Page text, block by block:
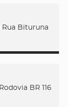
Rua Bituruna
BR 116